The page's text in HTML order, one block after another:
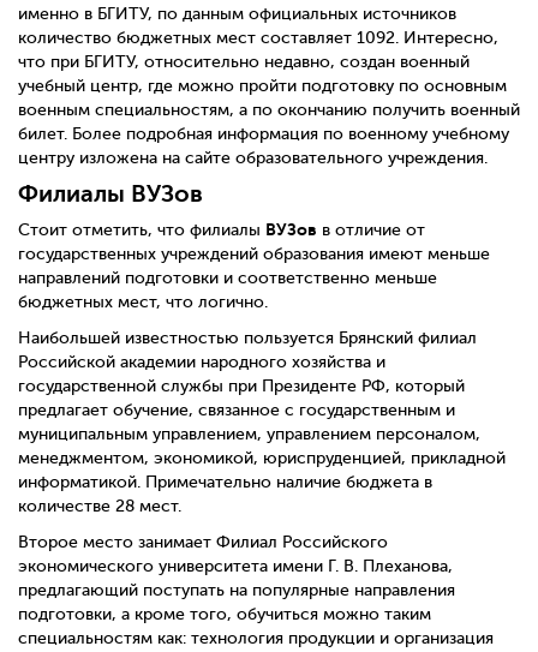
именно в БГИТУ, по данным официальных источников
количество бюджетных мест составляет 1092. Интересно,
что при БГИТУ, относительно недавно, создан военный
учебный центр, где можно пройти подготовку по основным
военным специальностям, а по окончанию получить военный
билет. Более подробная информация по военному учебному
центру изложена на сайте образовательного учреждения.
Филиалы ВУЗов
Стоит отметить, что филиалы ВУЗов в отличие от
государственных учреждений образования имеют меньше
направлений подготовки и соответственно меньше
бюджетных мест, что логично.
Наибольшей известностью пользуется Брянский филиал
Российской академии народного хозяйства и
государственной службы при Президенте РФ, который
предлагает обучение, связанное с государственным и
муниципальным управлением, управлением персоналом,
менеджментом, экономикой, юриспруденцией, прикладной
информатикой. Примечательно наличие бюджета в
количестве 28 мест.
Второе место занимает Филиал Российского
экономического университета имени Г. В. Плеханова,
предлагающий поступать на популярные направления
подготовки, а кроме того, обучиться можно таким
специальностям как: технология продукции и организация